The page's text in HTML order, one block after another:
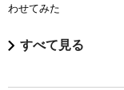
わせてみた
すべて見る